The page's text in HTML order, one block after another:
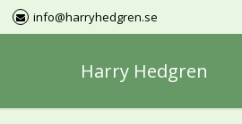
info@harryhedgren.se
Harry Hedgren